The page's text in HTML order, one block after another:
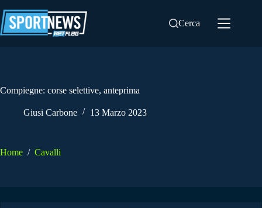
al
contenuto
Cerca
Compiegne: corse selettive, anteprima
Giusi Carbone 13 Marzo 2023
Home / Cavalli